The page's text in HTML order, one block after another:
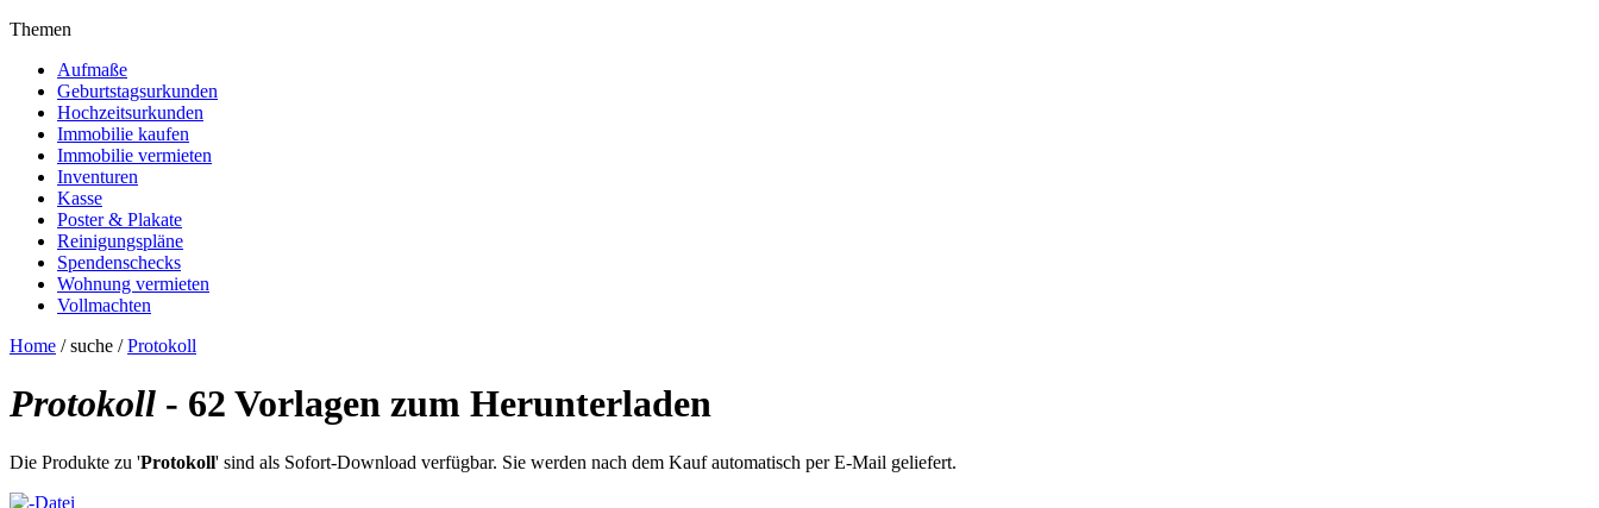
Themen
Aufmaße
Geburtstagsurkunden
Hochzeitsurkunden
Immobilie kaufen
Immobilie vermieten
Inventuren
Kasse
Poster & Plakate
Reinigungspläne
Spendenschecks
Wohnung vermieten
Vollmachten
Home / suche /Protokoll
Protokoll - 62 Vorlagen zum Herunterladen
Die Produkte zu 'Protokoll' sind als Sofort-Download verfügbar. Sie werden nach dem Kauf automatisch per E-Mail geliefert.